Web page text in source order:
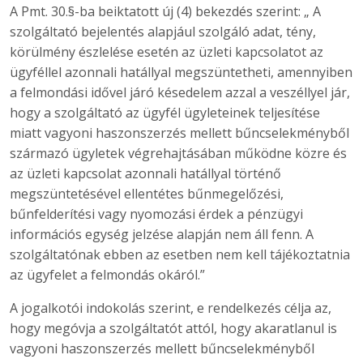
A Pmt. 30.§-ba beiktatott új (4) bekezdés szerint: „ A
szolgáltató bejelentés alapjául szolgáló adat, tény,
körülmény észlelése esetén az üzleti kapcsolatot az
ügyféllel azonnali hatállyal megszüntetheti, amennyiben
a felmondási idővel járó késedelem azzal a veszéllyel jár,
hogy a szolgáltató az ügyfél ügyleteinek teljesítése
miatt vagyoni haszonszerzés mellett bűncselekményből
származó ügyletek végrehajtásában működne közre és
az üzleti kapcsolat azonnali hatállyal történő
megszüntetésével ellentétes bűnmegelőzési,
bűnfelderítési vagy nyomozási érdek a pénzügyi
információs egység jelzése alapján nem áll fenn. A
szolgáltatónak ebben az esetben nem kell tájékoztatnia
az ügyfelet a felmondás okáról.”
A jogalkotói indokolás szerint, e rendelkezés célja az,
hogy megóvja a szolgáltatót attól, hogy akaratlanul is
vagyoni haszonszerzés mellett bűncselekményből